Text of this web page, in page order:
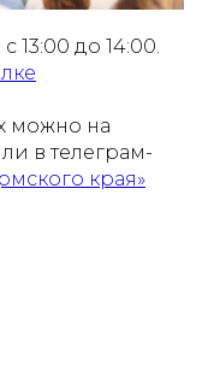
13:00 до 14:00.
можно на
в телеграм-
края»